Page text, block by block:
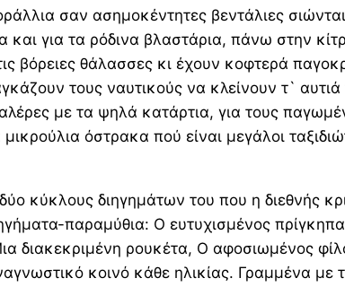
σαν ασημοκέντητες βεντάλιες
για τα ρόδινα βλαστάρια, πάνω στην
βόρειες θάλασσες κι έχουν κοφτερά
τους ναυτικούς να κλείνουν τ`
με τα ψηλά κατάρτια, για τους
όστρακα πού είναι μεγάλοι
κύκλους διηγημάτων του που η διεθνής
παραμύθια: Ο ευτυχισμένος
διακεκριμένη ρουκέτα, Ο αφοσιωμένος
κοινό κάθε ηλικίας. Γραμμένα με